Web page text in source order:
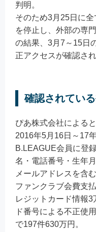
判明。
そのため3月25日に
を停止し、外部の専
の結果、3月7～15日
正アクセスが確認され
確認されてい
ぴあ株式会社による
2016年5月16日～17
B.LEAGUE会員に登
名・電話番号・生年
メールアドレスを含
ファンクラブ会費支
レジットカード情報
ド番号による不正使
で197件630万円。